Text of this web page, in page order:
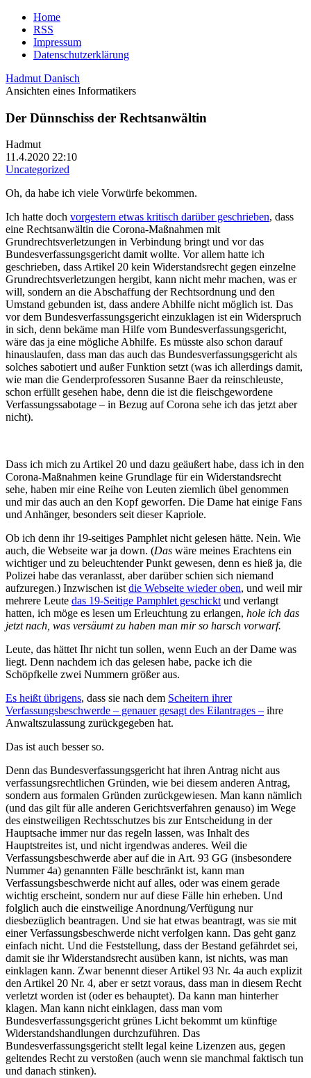
Home
RSS
Impressum
Datenschutzerklärung
Hadmut Danisch
Ansichten eines Informatikers
Der Dünnschiss der Rechtsanwältin
Hadmut
11.4.2020 22:10
Uncategorized
Oh, da habe ich viele Vorwürfe bekommen.
Ich hatte doch vorgestern etwas kritisch darüber geschrieben, dass
eine Rechtsanwältin die Corona-Maßnahmen mit
Grundrechtsverletzungen in Verbindung bringt und vor das
Bundesverfassungsgericht damit wollte. Vor allem hatte ich
geschrieben, dass Artikel 20 kein Widerstandsrecht gegen einzelne
Grundrechtsverletzungen hergibt, kann nicht mehr machen, was er
will, sondern an die Abschaffung der Rechtsordnung und den
Umstand gebunden ist, dass andere Abhilfe nicht möglich ist. Das
vor dem Bundesverfassungsgericht einzuklagen ist ein Widerspruch
in sich, denn bekäme man Hilfe vom Bundesverfassungsgericht,
wäre das ja eine mögliche Abhilfe. Es müsste also schon darauf
hinauslaufen, dass man das auch das Bundesverfassungsgericht als
solches sabotiert und außer Funktion setzt (was ich allerdings damit,
wie man die Genderprofessoren Susanne Baer da reinschleuste,
schon erfüllt gesehen habe, denn die ist die fleischgewordene
Verfassungssabotage – in Bezug auf Corona sehe ich das jetzt aber
nicht).
Dass ich mich zu Artikel 20 und dazu geäußert habe, dass ich in den
Corona-Maßnahmen keine Grundlage für ein Widerstandsrecht
sehe, haben mir eine Reihe von Leuten ziemlich übel genommen
und mir das auch an den Kopf geworfen. Die Dame hat einige Fans
und Anhänger, besonders seit dieser Kapriole.
Ob ich denn ihr 19-seitiges Pamphlet nicht gelesen hätte. Nein. Wie
auch, die Webseite war ja down. (Das wäre meines Erachtens ein
wichtiger und zu beleuchtender Punkt gewesen, denn es hieß ja, die
Polizei habe das veranlasst, aber darüber schien sich niemand
aufzuregen.) Inzwischen istdie Webseite wieder oben, und weil mir
mehrere Leute das 19-Seitige Pamphlet geschicktund verlangt
hatten, ich möge es lesen um Erleuchtung zu erlangen, hole ich das
jetzt nach, was versäumt zu haben man mir so harsch vorwarf.
Leute, das hättet Ihr nicht tun sollen, wenn Euch an der Dame was
liegt. Denn nachdem ich das gelesen habe, packe ich die
Schöpfkelle zwei Nummern größer aus.
Es heißt übrigens, dass sie nach dem Scheitern ihrer
Verfassungsbeschwerde – genauer gesagt des Eilantrages – ihre
Anwaltszulassung zurückgegeben hat.
Das ist auch besser so.
Denn das Bundesverfassungsgericht hat ihren Antrag nicht aus
verfassungsrechtlichen Gründen, wie bei diesem anderen Antrag,
sondern aus formalen Gründen zurückgewiesen. Man kann nämlich
(und das gilt für alle anderen Gerichtsverfahren genauso) im Wege
des einstweiligen Rechtsschutzes bis zur Entscheidung in der
Hauptsache immer nur das regeln lassen, was Inhalt des
Hauptstreites ist, und nicht irgendwas anderes. Weil die
Verfassungsbeschwerde aber auf die in Art. 93 GG (insbesondere
Nummer 4a) genannten Fälle beschränkt ist, kann man
Verfassungsbeschwerde nicht auf alles, oder was einem gerade
wichtig erscheint, sondern nur auf diese Fälle hin erheben. Und
folglich auch die einstweilige Anordnung/Verfügung nur
diesbezüglich beantragen. Und sie hat etwas beantragt, was sie mit
einer Verfassungsbeschwerde nicht verfolgen kann. Das geht ganz
einfach nicht. Und die Feststellung, dass der Bestand gefährdet sei,
damit sie ihr Widerstandsrecht ausüben kann, ist nichts, was man
einklagen kann. Zwar benennt dieser Artikel 93 Nr. 4a auch explizit
den Artikel 20 Nr. 4, aber er setzt voraus, dass man in diesem Recht
verletzt worden ist (oder es behauptet). Da kann man hinterher
klagen. Man kann nicht einklagen, dass man vom
Bundesverfassungsgericht grünes Licht bekommt um künftige
Widerstandshandlungen durchzuführen. Das
Bundesverfassungsgericht stellt legal keine Lizenzen aus, gegen
geltendes Recht zu verstoßen (auch wenn sie manchmal faktisch tun
und danach stinken).